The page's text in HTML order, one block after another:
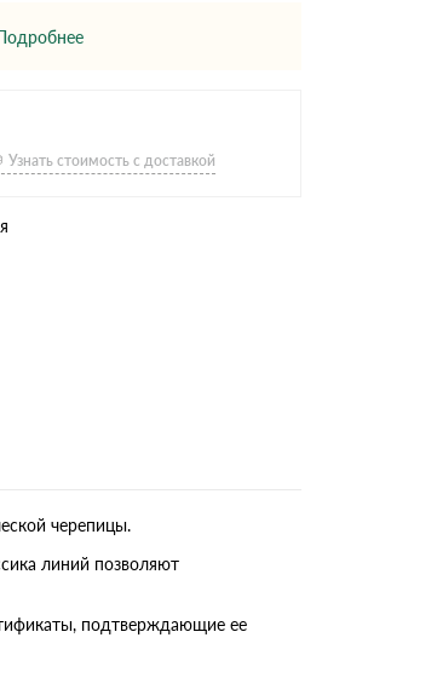
Узнать стоимость с доставкой
черепицы.
линий позволяют
подтверждающие ее